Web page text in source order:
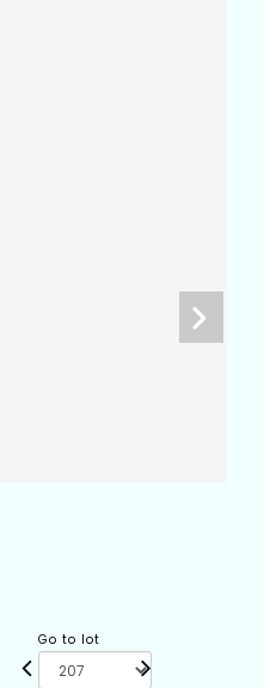
Go to lot